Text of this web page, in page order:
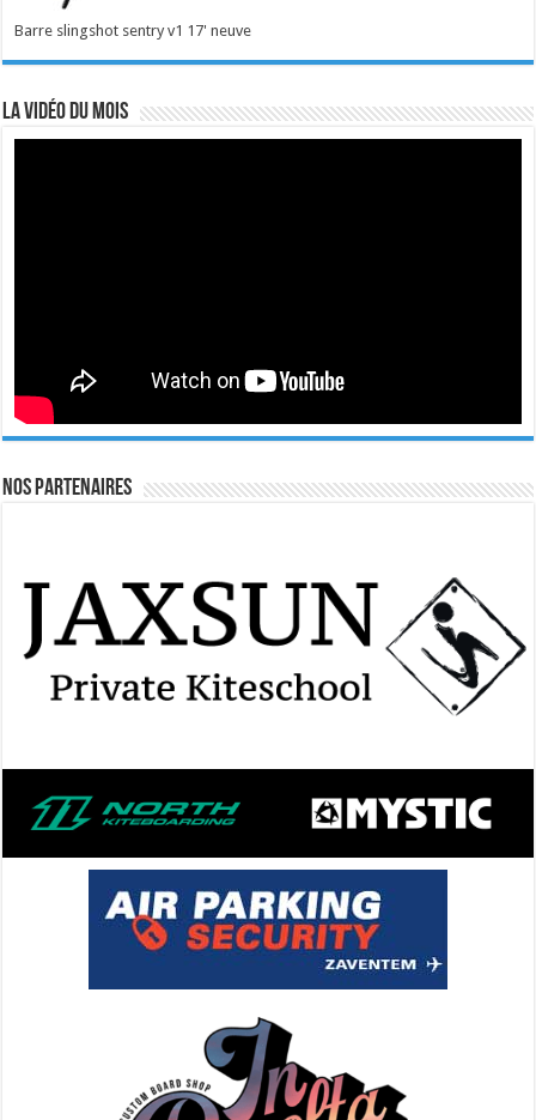
Barre slingshot sentry v1 17' neuve
La vidéo du mois
Nos Partenaires